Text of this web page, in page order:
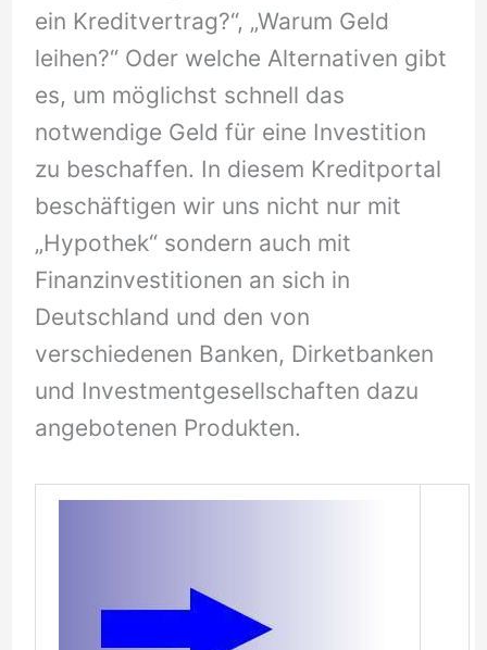
ein Kreditvertrag?“, „Warum Geld
leihen?“ Oder welche Alternativen gibt
es, um möglichst schnell das
notwendige Geld für eine Investition
zu beschaffen. In diesem Kreditportal
beschäftigen wir uns nicht nur mit
„Hypothek“ sondern auch mit
Finanzinvestitionen an sich in
Deutschland und den von
verschiedenen Banken, Dirketbanken
und Investmentgesellschaften dazu
angebotenen Produkten.